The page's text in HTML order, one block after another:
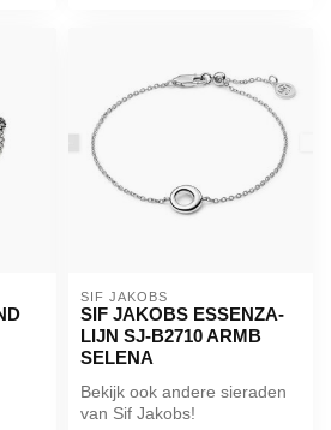
SIF JAKOBS
SIF JAKOBS ESSENZA-
LIJN SJ-B2710 ARMB
SELENA
Bekijk ook andere sieraden
van Sif Jakobs!